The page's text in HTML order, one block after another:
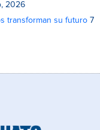
2026
transforman su futuro 7